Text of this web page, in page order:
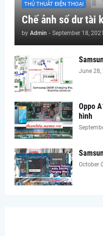
THỦ THUÂT ĐIỆN THOẠI
Chế ảnh số dư tài
by Admin - September 18, 2021
June 28,
Oppo
hình
October